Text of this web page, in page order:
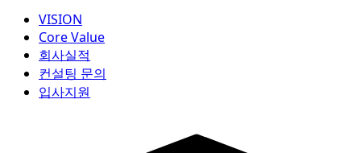
VISION
Core Value
회사실적
컨설팅 문의
입사지원